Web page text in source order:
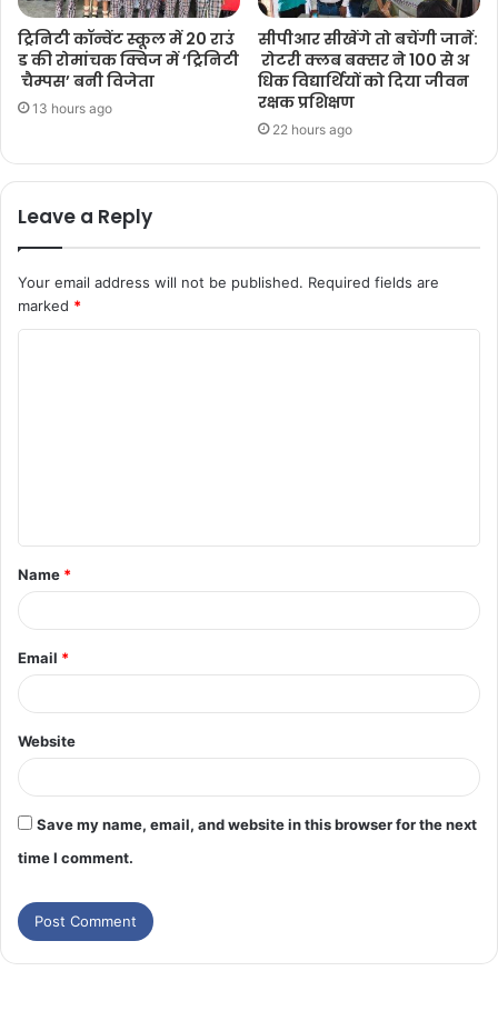
ट्रिनिटी कॉन्वेंट स्कूल में 20 राउं
ड की रोमांचक क्विज में ‘ट्रिनिटी
चैम्पस’ बनी विजेता
13 hours ago
सीपीआर सीखेंगे तो बचेंगी जानें:
रोटरी क्लब बक्सर ने 100 से अ
धिक विद्यार्थियों को दिया जीवन
रक्षक प्रशिक्षण
22 hours ago
Leave a Reply
Your email address will not be published. Required fields are
marked *
Name *
Email *
Website
Save my name, email, and website in this browser for the next
time I comment.